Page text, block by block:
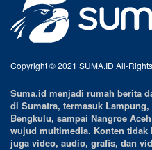
Copyright © 2021 SUMA.ID All-
Suma.id menjadi rumah berita
di Sumatra, termasuk
Bengkulu, sampai Nangroe
wujud multimedia. Konten tidak
juga video, audio, grafis, dan